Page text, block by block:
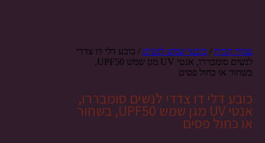
עמוד הבית/ כובעי שמש לנשים / כובע דלי דו צדדי
לנשים סומבררו, אנטי UV מגן שמש UPF50,
בשחור או כחול פסים
כובע דלי דו צדדי לנשים סומבררו,
אנטי UV מגן שמש UPF50, בשחור
או כחול פסים